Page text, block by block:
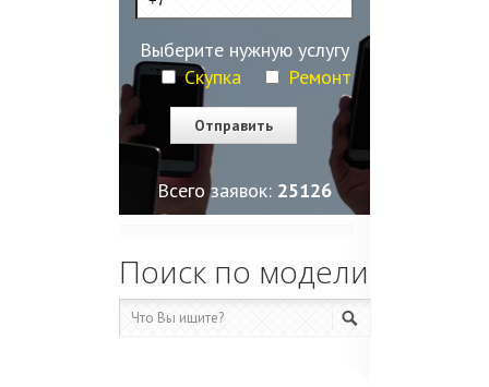
Выберите нужную услугу
Скупка
Ремонт
Всего заявок: 25129
Поиск по модели